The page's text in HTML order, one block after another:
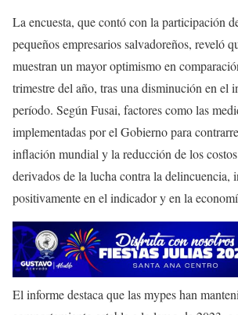
La encuesta, que contó con la participación
pequeños empresarios salvadoreños, reveló
muestran un mayor optimismo en
trimestre del año, tras una disminución en el
período. Según Fusai, factores como las
implementadas por el Gobierno para
inflación mundial y la reducción de los
derivados de la lucha contra la delincuencia,
positivamente en el indicador y en la
El informe destaca que las mypes han